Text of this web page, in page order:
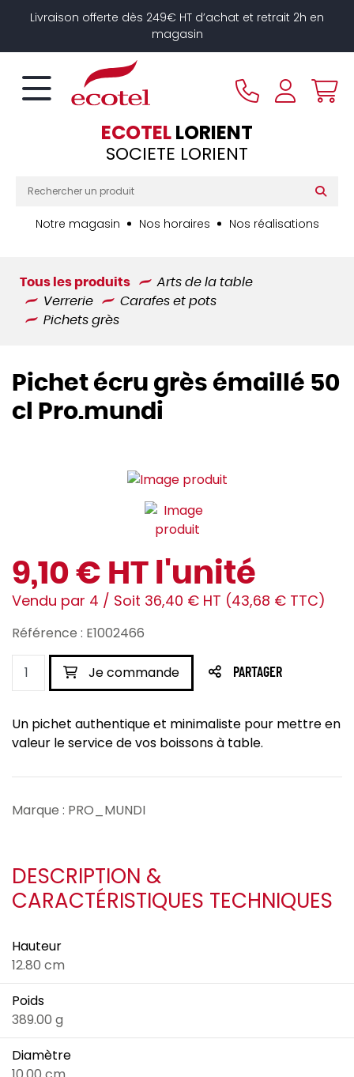
Livraison offerte dès 249€ HT d’achat et retrait 2h en
magasin
ECOTELLORIENT
SOCIETE LORIENT
Notre magasin Nos horaires Nos réalisations
Tous les produits
Arts de la table
Verrerie
Carafes et pots
Pichets grès
Pichet écru grès émaillé 50
cl Pro.mundi
9,10 € HT l'unité
Vendu par 4 / Soit 36,40 € HT (43,68 € TTC)
Référence : E1002466
Je commande PARTAGER
Un pichet authentique et minimaliste pour mettre en
valeur le service de vos boissons à table.
Marque : PRO_MUNDI
DESCRIPTION &
CARACTÉRISTIQUES TECHNIQUES
Hauteur
12.80 cm
Poids
389.00 g
Diamètre
Panneau de gestion des cookies